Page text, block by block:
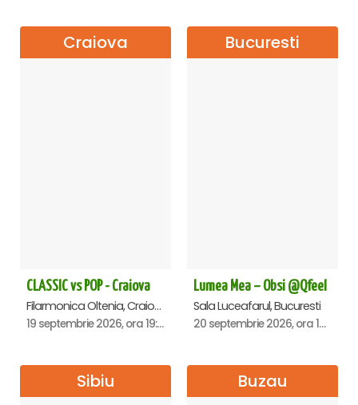
Craiova
CLASSIC vs POP - Craiova
Filarmonica Oltenia, Craiova
19 septembrie 2026, ora 19:00
Bucuresti
Lumea Mea – Obsi @Qfeel
Sala Luceafarul, Bucuresti
20 septembrie 2026, ora 12:30
Sibiu Buzau